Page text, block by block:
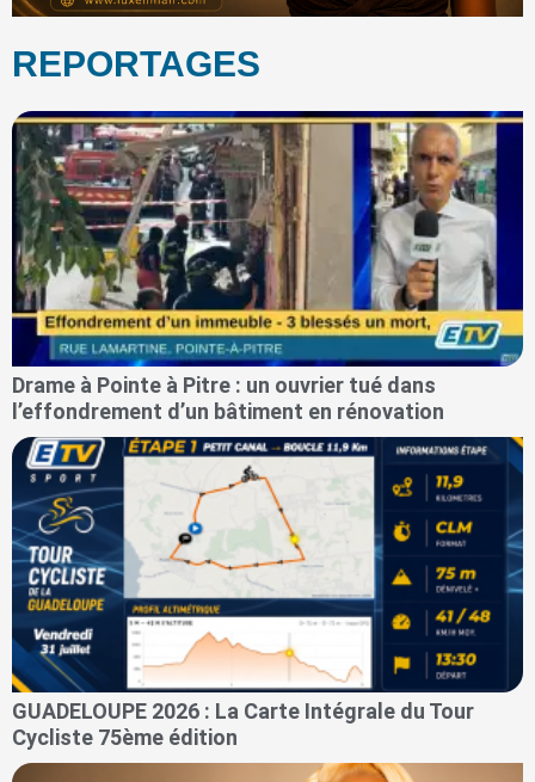
REPORTAGES
Drame à Pointe à Pitre : un ouvrier tué dans
l’effondrement d’un bâtiment en rénovation
GUADELOUPE 2026 : La Carte Intégrale du Tour
Cycliste 75ème édition